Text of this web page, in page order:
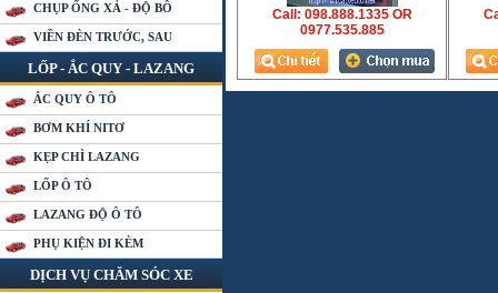
CHỤP ỐNG XẢ - ĐỘ BÔ
VIỀN ĐÈN TRƯỚC, SAU
LỐP - ẮC QUY - LAZANG
ẮC QUY Ô TÔ
BƠM KHÍ NITƠ
KẸP CHÌ LAZANG
LỐP Ô TÔ
LAZANG ĐỘ Ô TÔ
PHỤ KIỆN ĐI KÈM
DỊCH VỤ CHĂM SÓC XE
Call: 098.888.1335 OR
0977.535.885